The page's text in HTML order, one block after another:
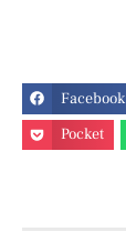
Facebook
Pocket